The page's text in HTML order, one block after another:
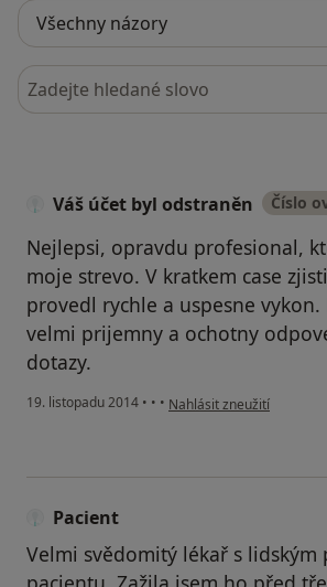
Hledejte v názorech
Váš účet byl odstraněn Číslo
Nejlepsi, opravdu profesional,
moje strevo. V kratkem case
provedl rychle a uspesne
velmi prijemny a ochotny
dotazy.
19. listopadu 2014 • • • podle názoru uživatele
Nahlásit zneužití
Pacient
Velmi svědomitý lékař s lidským